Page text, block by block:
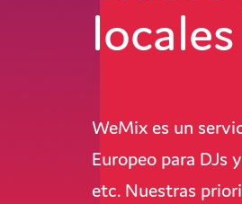
locales
WeMix es un
Europeo para DJs
etc. Nuestras